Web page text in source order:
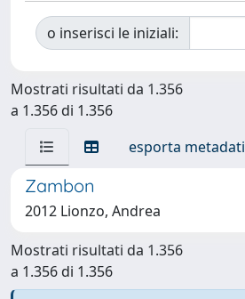
o inserisci le iniziali:
Mostrati risultati da 1.356
a 1.356 di 1.356
esporta metadati
Zambon
2012 Lionzo, Andrea
Mostrati risultati da 1.356
a 1.356 di 1.356